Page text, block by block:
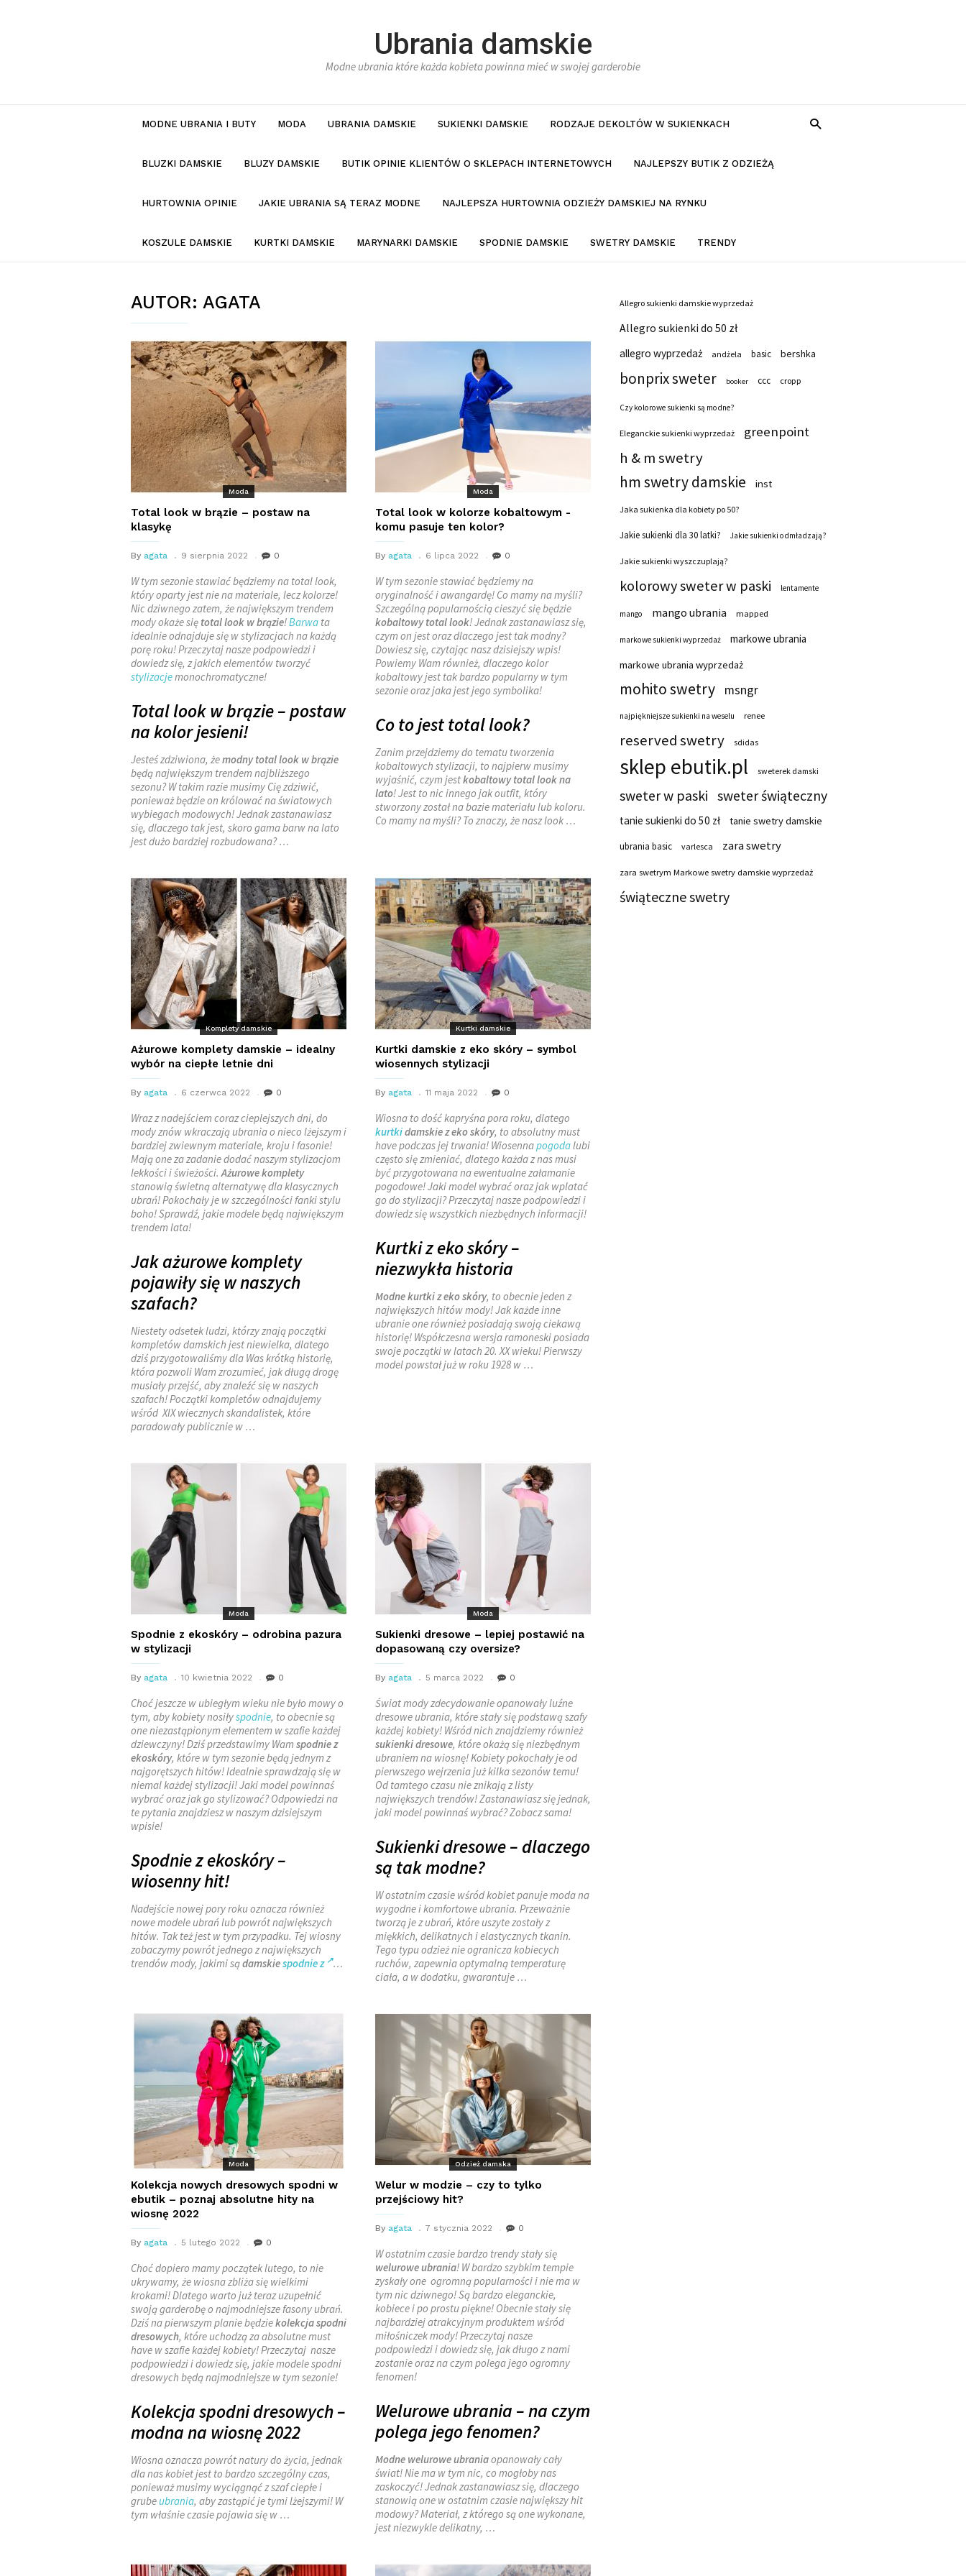
Ubrania damskie
Modne ubrania które każda kobieta powinna mieć w swojej garderobie
MODNE UBRANIA I BUTY MODA UBRANIA DAMSKIE SUKIENKI DAMSKIE RODZAJE DEKOLTÓW W SUKIENKACH
BLUZKI DAMSKIE BLUZY DAMSKIE BUTIK OPINIE KLIENTÓW O SKLEPACH INTERNETOWYCH NAJLEPSZY BUTIK Z ODZIEŻĄ
HURTOWNIA OPINIE JAKIE UBRANIA SĄ TERAZ MODNE NAJLEPSZA HURTOWNIA ODZIEŻY DAMSKIEJ NA RYNKU
KOSZULE DAMSKIE KURTKI DAMSKIE MARYNARKI DAMSKIE SPODNIE DAMSKIE SWETRY DAMSKIE TRENDY
AUTOR: AGATA
Moda
Total look w brązie – postaw na
klasykę
By agata 9 sierpnia 2022 0
W tym sezonie stawiać będziemy na total look,
który oparty jest nie na materiale, lecz kolorze!
Nic dziwnego zatem, że największym trendem
mody okaże się total look w brązie!Barwa ta
idealnie odnajduje się w stylizacjach na każdą
porę roku! Przeczytaj nasze podpowiedzi i
dowiedz się, z jakich elementów tworzyć
stylizacjemonochromatyczne!
Total look w brązie – postaw
na kolor jesieni!
Jesteś zdziwiona, żemodny total look w brązie
będą największym trendem najbliższego
sezonu? W takim razie musimy Cię zdziwić,
ponieważ będzie on królować na światowych
wybiegach modowych! Jednak zastanawiasz
się, dlaczego tak jest, skoro gama barw na lato
jest dużo bardziej rozbudowana?…
Moda
Total look w kolorze kobaltowym -
komu pasuje ten kolor?
By agata 6 lipca 2022 0
W tym sezonie stawiać będziemy na
oryginalność i awangardę! Co mamy na myśli?
Szczególną popularnością cieszyć się będzie
kobaltowy total look! Jednak zastanawiasz się,
czym on jest oraz dlaczego jest tak modny?
Dowiesz się, czytając nasz dzisiejszy wpis!
Powiemy Wam również, dlaczego kolor
kobaltowy jest tak bardzo popularny w tym
sezonie oraz jaka jest jego symbolika!
Co to jest total look?
Zanim przejdziemy do tematu tworzenia
kobaltowych stylizacji, to najpierw musimy
wyjaśnić, czym jestkobaltowy total look na
lato! Jest to nic innego jak outfit, który
stworzony został na bazie materiału lub koloru.
Co mamy na myśli? To znaczy, że nasz look …
Komplety damskie
Ażurowe komplety damskie – idealny
wybór na ciepłe letnie dni
By agata 6 czerwca 2022 0
Wraz z nadejściem coraz cieplejszych dni, do
mody znów wkraczają ubrania o nieco lżejszym i
bardziej zwiewnym materiale, kroju i fasonie!
Mają one za zadanie dodać naszym stylizacjom
lekkości i świeżości.Ażurowe komplety
stanowią świetną alternatywę dla klasycznych
ubrań! Pokochały je w szczególności fanki stylu
boho! Sprawdź, jakie modele będą największym
trendem lata!
Jak ażurowe komplety
pojawiły się w naszych
szafach?
Niestety odsetek ludzi, którzy znają początki
kompletów damskich jest niewielka, dlatego
dziś przygotowaliśmy dla Was krótką historię,
która pozwoli Wam zrozumieć, jak długą drogę
musiały przejść, aby znaleźć się w naszych
szafach! Początki kompletów odnajdujemy
wśród XIX wiecznych skandalistek, które
paradowały publicznie w …
Kurtki damskie
Kurtki damskie z eko skóry – symbol
wiosennych stylizacji
By agata 11 maja 2022 0
Wiosna to dość kapryśna pora roku, dlatego
kurtkidamskie z eko skóry, to absolutny must
have podczas jej trwania! Wiosennapogodalubi
często się zmieniać, dlatego każda z nas musi
być przygotowana na ewentualne załamanie
pogodowe! Jaki model wybrać oraz jak wplatać
go do stylizacji? Przeczytaj nasze podpowiedzi i
dowiedz się wszystkich niezbędnych informacji!
Kurtki z eko skóry –
niezwykła historia
Modne kurtki z eko skóry, to obecnie jeden z
największych hitów mody! Jak każde inne
ubranie one również posiadają swoją ciekawą
historię! Współczesna wersja ramoneski posiada
swoje początki w latach 20. XX wieku! Pierwszy
model powstał już w roku 1928 w …
Moda
Spodnie z ekoskóry – odrobina pazura
w stylizacji
By agata 10 kwietnia 2022 0
Choć jeszcze w ubiegłym wieku nie było mowy o
tym, aby kobiety nosiłyspodnie, to obecnie są
one niezastąpionym elementem w szafie każdej
dziewczyny! Dziś przedstawimy Wam spodnie z
ekoskóry, które w tym sezonie będą jednym z
najgorętszych hitów! Idealnie sprawdzają się w
niemal każdej stylizacji! Jaki model powinnaś
wybrać oraz jak go stylizować? Odpowiedzi na
te pytania znajdziesz w naszym dzisiejszym
wpisie!
Spodnie z ekoskóry –
wiosenny hit!
Nadejście nowej pory roku oznacza również
nowe modele ubrań lub powrót największych
hitów. Tak też jest w tym przypadku. Tej wiosny
zobaczymy powrót jednego z największych
trendów mody, jakimi sądamskiespodnie z …
Moda
Sukienki dresowe – lepiej postawić na
dopasowaną czy oversize?
By agata 5 marca 2022 0
Świat mody zdecydowanie opanowały luźne
dresowe ubrania, które stały się podstawą szafy
każdej kobiety! Wśród nich znajdziemy również
sukienki dresowe, które okażą się niezbędnym
ubraniem na wiosnę! Kobiety pokochały je od
pierwszego wejrzenia już kilka sezonów temu!
Od tamtego czasu nie znikają z listy
największych trendów! Zastanawiasz się jednak,
jaki model powinnaś wybrać? Zobacz sama!
Sukienki dresowe – dlaczego
są tak modne?
W ostatnim czasie wśród kobiet panuje moda na
wygodne i komfortowe ubrania. Przeważnie
tworzą je z ubrań, które uszyte zostały z
miękkich, delikatnych i elastycznych tkanin.
Tego typu odzież nie ogranicza kobiecych
ruchów, zapewnia optymalną temperaturę
ciała, a w dodatku, gwarantuje …
Moda
Kolekcja nowych dresowych spodni w
ebutik – poznaj absolutne hity na
wiosnę 2022
By agata 5 lutego 2022 0
Choć dopiero mamy początek lutego, to nie
ukrywamy, że wiosna zbliża się wielkimi
krokami! Dlatego warto już teraz uzupełnić
swoją garderobę o najmodniejsze fasony ubrań.
Dziś na pierwszym planie będziekolekcja spodni
dresowych, które uchodzą za absolutne must
have w szafie każdej kobiety! Przeczytaj nasze
podpowiedzi i dowiedz się, jakie modele spodni
dresowych będą najmodniejsze w tym sezonie!
Kolekcja spodni dresowych –
modna na wiosnę 2022
Wiosna oznacza powrót natury do życia, jednak
dla nas kobiet jest to bardzo szczególny czas,
ponieważ musimy wyciągnąć z szaf ciepłe i
grube ubrania, aby zastąpić je tymi lżejszymi! W
tym właśnie czasie pojawia się w …
Odzież damska
Welur w modzie – czy to tylko
przejściowy hit?
By agata 7 stycznia 2022 0
W ostatnim czasie bardzo trendy stały się
welurowe ubrania! W bardzo szybkim tempie
zyskały one ogromną popularności i nie ma w
tym nic dziwnego! Są bardzo eleganckie,
kobiece i po prostu piękne! Obecnie stały się
najbardziej atrakcyjnym produktem wśród
miłośniczek mody! Przeczytaj nasze
podpowiedzi i dowiedz się, jak długo z nami
zostanie oraz na czym polega jego ogromny
fenomen!
Welurowe ubrania – na czym
polega jego fenomen?
Modne welurowe ubraniaopanowały cały
świat! Nie ma w tym nic, co mogłoby nas
zaskoczyć! Jednak zastanawiasz się, dlaczego
stanowią one w ostatnim czasie największy hit
modowy? Materiał, z którego są one wykonane,
jest niezwykle delikatny, …
Allegro sukienki damskie wyprzedaż
Allegro sukienki do 50 zł
allegro wyprzedaż
andżela basic bershka
bonprix sweter booker ccc cropp
Czy kolorowe sukienki są modne?
Eleganckie sukienki wyprzedaż greenpoint
h & m swetry
hm swetry damskie inst
Jaka sukienka dla kobiety po 50?
Jakie sukienki dla 30 latki? Jakie sukienki odmładzają?
Jakie sukienki wyszczuplają?
kolorowy sweter w paski lentamente
mango mango ubrania mapped
markowe sukienki wyprzedaż markowe ubrania
markowe ubrania wyprzedaż
mohito swetry msngr
najpiękniejsze sukienki na weselu renee
reserved swetry sdidas
sklep ebutik.pl sweterek damski
sweter w paski sweter świąteczny
tanie sukienki do 50 zł tanie swetry damskie
ubrania basic varlesca zara swetry
zara swetrym Markowe swetry damskie wyprzedaż
świąteczne swetry